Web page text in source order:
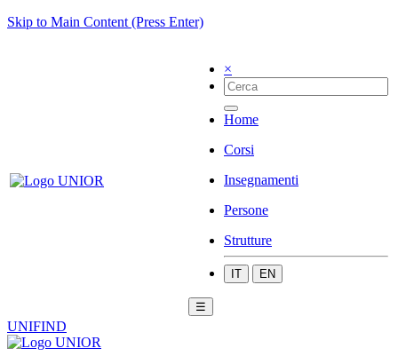
Skip to Main Content (Press Enter)
×
Home
Corsi
Insegnamenti
Persone
Strutture
IT EN
☰
UNIFIND